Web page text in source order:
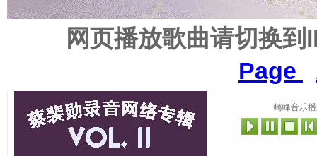
网页播放歌曲请切换
Page
崎峰音乐